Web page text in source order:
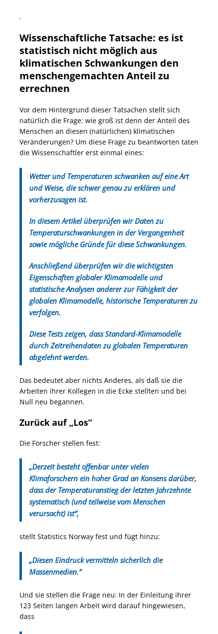
.
Wissenschaftliche Tatsache: es ist
statistisch nicht möglich aus
klimatischen Schwankungen den
menschengemachten Anteil zu
errechnen
Vor dem Hintergrund dieser Tatsachen stellt sich
natürlich die Frage: wie groß ist denn der Anteil des
Menschen an diesen (natürlichen) klimatischen
Veränderungen? Um diese Frage zu beantworten taten
die Wissenschaftler erst einmal eines:
Wetter und Temperaturen schwanken auf eine Art
und Weise, die schwer genau zu erklären und
vorherzusagen ist.
In diesem Artikel überprüfen wir Daten zu
Temperaturschwankungen in der Vergangenheit
sowie mögliche Gründe für diese Schwankungen.
Anschließend überprüfen wir die wichtigsten
Eigenschaften globaler Klimamodelle und
statistische Analysen anderer zur Fähigkeit der
globalen Klimamodelle, historische Temperaturen zu
verfolgen.
Diese Tests zeigen, dass Standard-Klimamodelle
durch Zeitreihendaten zu globalen Temperaturen
abgelehnt werden.
Das bedeutet aber nichts Anderes, als daß sie die
Arbeiten ihrer Kollegen in die Ecke stellten und bei
Null neu begannen.
Zurück auf „Los“
Die Forscher stellen fest:
„Derzeit besteht offenbar unter vielen
Klimaforschern ein hoher Grad an Konsens darüber,
dass der Temperaturanstieg der letzten Jahrzehnte
systematisch (und teilweise vom Menschen
verursacht) ist“,
stellt Statistics Norway fest und fügt hinzu:
„Diesen Eindruck vermitteln sicherlich die
Massenmedien.“
Und sie stellen die Frage neu: In der Einleitung ihrer
123 Seiten langen Arbeit wird darauf hingewiesen,
dass